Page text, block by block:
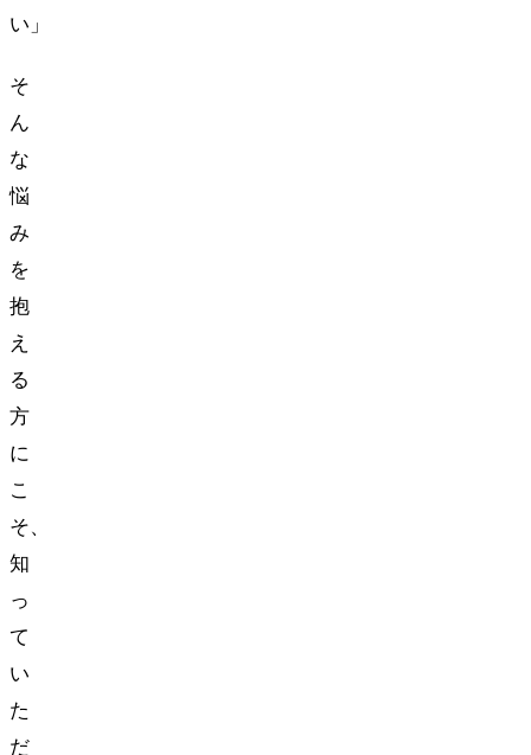
い…」
そ
ん
な
悩
み
を
抱
え
る
方
に
こ
そ、
知
っ
て
い
た
だ